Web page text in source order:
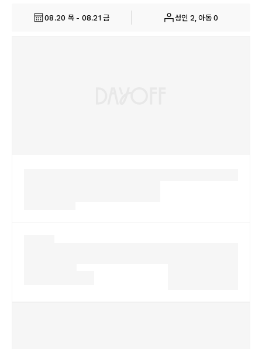
08.20 목 - 08.21 금 성인 2, 아동 0